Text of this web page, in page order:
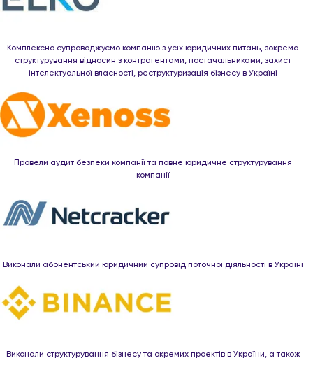
Комплексно супроводжуємо компанію з усіх юридичних питань, зокрема
структурування відносин з контрагентами, постачальниками, захист
інтелектуальної власності, реструктуризація бізнесу в Україні
Провели аудит безпеки компанії та повне юридичне структурування
компанії
Виконали абонентський юридичний супровід поточної діяльності в Україні
Виконали структурування бізнесу та окремих проектів в України, а також